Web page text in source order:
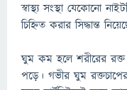
স্বাস্থ্য সংস্থা যেকোনো
চিহ্নিত করার সিদ্ধান্ত
ঘুম কম হলে শরীরের রক্ত
পড়ে। গভীর ঘুম